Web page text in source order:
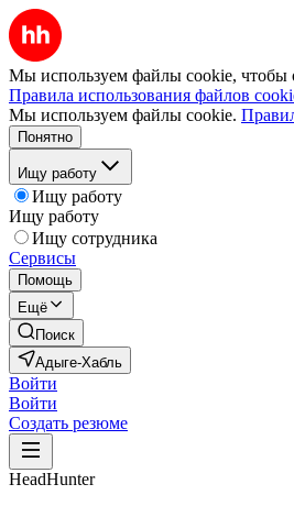
Мы используем файлы cookie, чтобы
Правила использования файлов
Мы используем файлы cookie.
Понятно
Ищу работу
Ищу работу
Ищу работу
Ищу сотрудника
Сервисы
Помощь
Ещё
Поиск
Адыге-Хабль
Войти
Войти
Создать резюме
HeadHunter